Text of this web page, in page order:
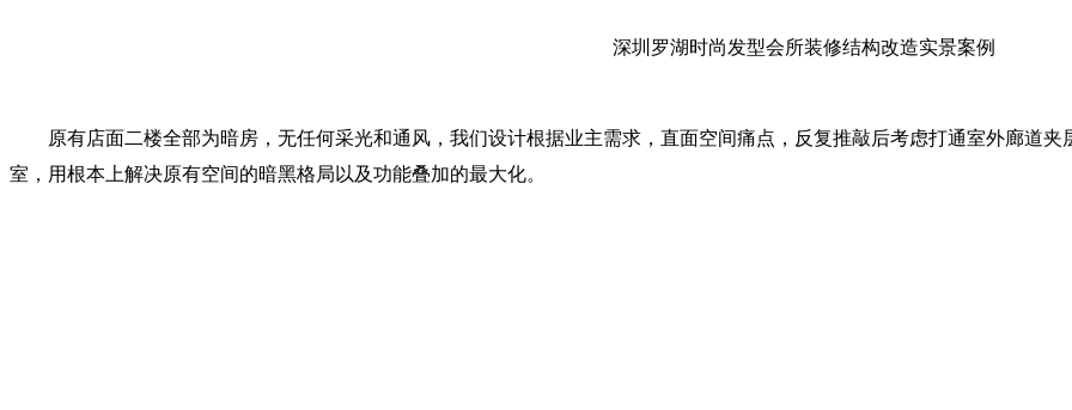
深圳罗湖时尚发型会所装修结构改造实景案例
原有店面二楼全部为暗房，无任何采光和通风，我们设计根据业主需求，直面空间痛点，反复推敲后考虑打通室外廊道
室，用根本上解决原有空间的暗黑格局以及功能叠加的最大化。